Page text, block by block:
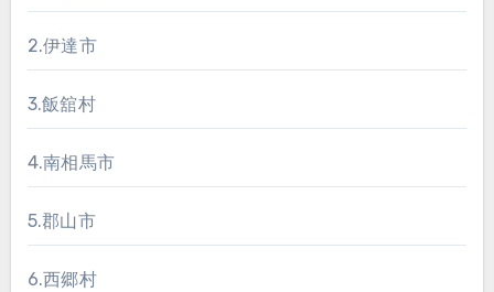
2.伊達市
3.飯舘村
4.南相馬市
5.郡山市
6.西郷村